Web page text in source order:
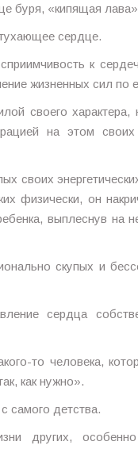
буря, «кипящая
сердце.
к
жизненных сил по
своего характера,
на этом своих
своих
физически, он
выплеснув на
скупых и
сердца
то человека,
как нужно».
самого детства.
других,